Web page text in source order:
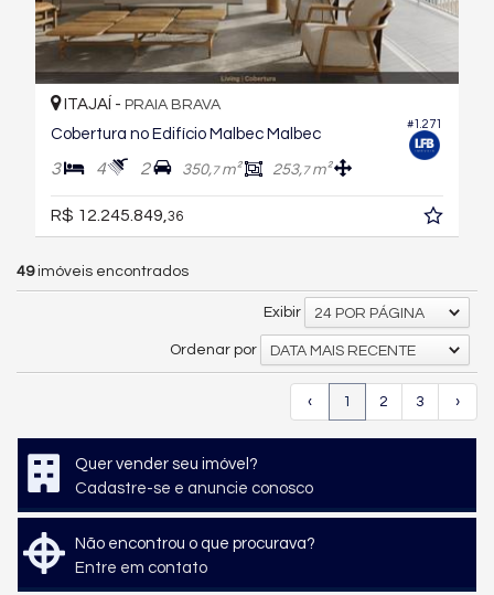
#1.271
ITAJAÍ - PRAIA BRAVA
Cobertura no Edifício Malbec Malbec
3 4 2 350,7m² 253,7m²
R$ 12.245.849, 36
49imóveis encontrados
Exibir 24 POR PÁGINA
Ordenar por DATA MAIS RECENTE
‹ 1 2 3 ›
Quer vender seu imóvel?
Cadastre-se e anuncie conosco
Não encontrou o que procurava?
Entre em contato